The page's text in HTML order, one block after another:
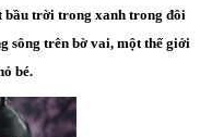
bầu trời trong xanh trong đôi
sông trên bờ vai, một thế giới
bé.